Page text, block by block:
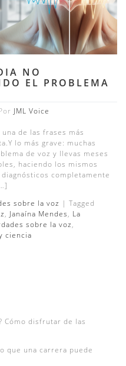
NO
EL PROBLEMA
JML Voice
de las frases más
lo más grave: muchas
de voz y llevas meses
haciendo los mismos
completamente
sobre la voz | Tagged
, Janaína Mendes, La
sobre la voz,
ciencia
Cómo disfrutar de las
que una carrera puede